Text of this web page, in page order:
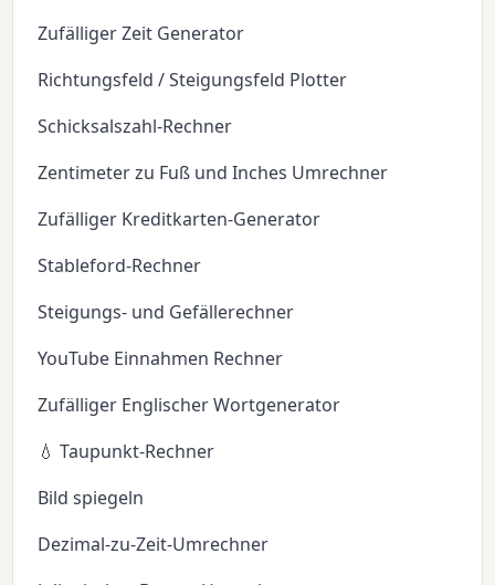
Zufälliger Zeit Generator
Richtungsfeld / Steigungsfeld Plotter
Schicksalszahl-Rechner
Zentimeter zu Fuß und Inches Umrechner
Zufälliger Kreditkarten-Generator
Stableford-Rechner
Steigungs- und Gefällerechner
YouTube Einnahmen Rechner
Zufälliger Englischer Wortgenerator
💧 Taupunkt-Rechner
Bild spiegeln
Dezimal-zu-Zeit-Umrechner